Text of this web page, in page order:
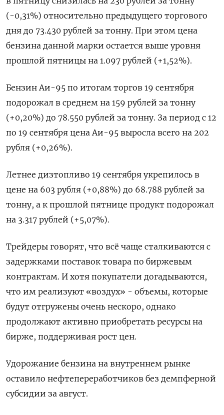
(-0,31%) относительно предыдущего торгового
дня до 73.430 рублей за тонну. При этом цена
бензина данной марки остается выше уровня
прошлой пятницы на 1.097 рублей (+1,52%).
Бензин Аи-95 по итогам торгов 19 сентября
подорожал в среднем на 159 рублей за тонну
(+0,20%) до 78.550 рублей за тонну. За период с 12
по 19 сентября цена Аи-95 выросла всего на 202
рубля (+0,26%).
Летнее дизтопливо 19 сентября укрепилось в
цене на 603 рубля (+0,88%) до 68.788 рублей за
тонну, а к прошлой пятнице продукт подорожал
на 3.317 рублей (+5,07%).
Трейдеры говорят, что всё чаще сталкиваются с
задержками поставок товара по биржевым
контрактам. И хотя покупатели догадываются,
что им реализуют «воздух» - объемы, которые
будут отгружены очень нескоро, однако
продолжают активно приобретать ресурсы на
бирже, поддерживая рост цен.
Удорожание бензина на внутреннем рынке
оставило нефтепереработчиков без демпферной
субсидии за август.